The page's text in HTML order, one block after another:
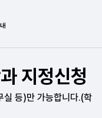
지정신청
실 등)만 가능합니다.(학